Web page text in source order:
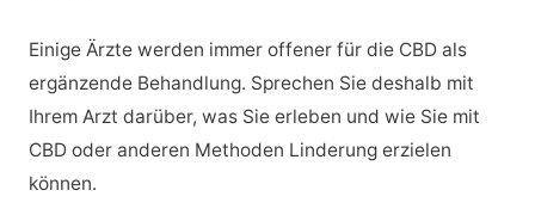
Einige Ärzte werden immer offener für die CBD als
ergänzende Behandlung. Sprechen Sie deshalb mit
Ihrem Arzt darüber, was Sie erleben und wie Sie mit
CBD oder anderen Methoden Linderung erzielen
können.